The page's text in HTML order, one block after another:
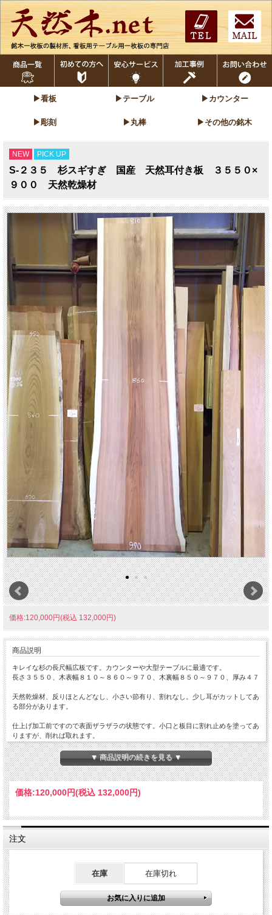
▶看板 ▶テーブル ▶カウンター
▶彫刻 ▶丸棒 ▶その他の銘木
NEW PICK UP
S-２３５ 杉スギすぎ 国産 天然耳付き板 ３５５０×
９００ 天然乾燥材
価格:120,000円(税込 132,000円)
商品説明
キレイな杉の長尺幅広板です。カウンターや大型テーブルに最適です。
長さ３５５０、木表幅８１０～８６０～９７０、木裏幅８５０～９７０、厚み４７
天然乾燥材、反りほとんどなし、小さい節有り、割れなし。少し耳がカットしてあ
る部分があります。
仕上げ加工前ですので表面ザラザラの状態です。小口と板目に割れ止めを塗ってあ
りますが、削れば取れます。
詳細画像や詳細寸法がご希望の場合、また表面仕上げ加工やテーブル、看板製作を
ご希望の場合はお問い合わせよりご連絡いただけましたらお見積りさせていただき
ます。
▼ 商品説明の続きを見る ▼
価格:120,000円(税込 132,000円)
注文
在庫 在庫切れ